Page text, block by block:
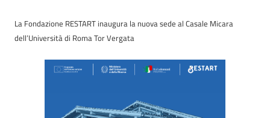
La Fondazione RESTART inaugura la nuova sede al Casale Micara
dell’Università di Roma Tor Vergata